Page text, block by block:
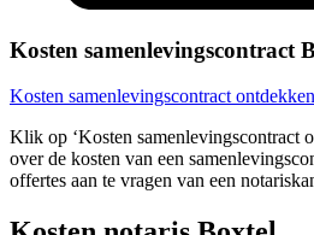
Kosten samenlevingscontract
Kosten samenlevingscontract ontdekken
Klik op ‘Kosten samenlevingscontract
over de kosten van een
offertes aan te vragen van een